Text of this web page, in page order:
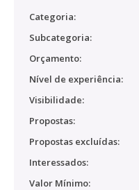
Categoria:
Subcategoria:
Orçamento:
Nível de experiência:
Visibilidade:
Propostas:
Propostas excluídas:
Interessados:
Valor Mínimo: